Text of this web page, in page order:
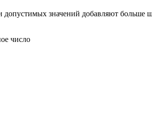
значений добавляют больше